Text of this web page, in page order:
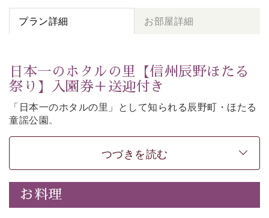
プラン詳細 お部屋詳細
日本一のホタルの里【信州辰野ほたる
祭り】入園券＋送迎付き
「日本一のホタルの里」として知られる辰野町・ほたる
童謡公園。
そこで開催される【信州辰野ほたる祭り】への送迎と入
園券がついた期間限定プランをご用意いたしました。
ホタルが織りなす幻想的な光景。昨年は多い日で1日
4,000匹以上のホタルが観測されました。（出典・画
：辰野町）
つづきを読む
お料理